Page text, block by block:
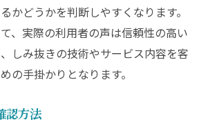
かどうかを判断しやすくなります。
、実際の利用者の声は信頼性の高い
しみ抜きの技術やサービス内容を客
の手掛かりとなります。
認方法